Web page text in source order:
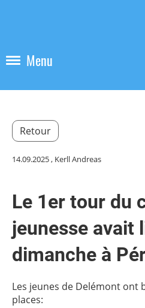
Menu
Retour
14.09.2025, Kerll Andreas
Le 1er tour du
jeunesse avait
dimanche à
Les jeunes de Delémont ont
places: